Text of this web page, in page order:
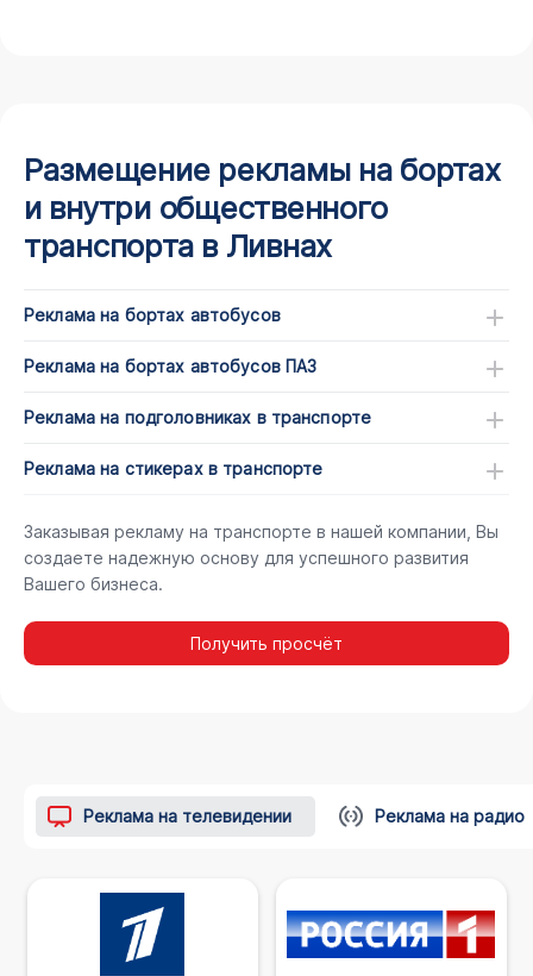
Размещение рекламы на бортах
и внутри общественного
транспорта в Ливнах
Реклама на бортах автобусов
Реклама на бортах автобусов ПАЗ
Реклама на подголовниках в транспорте
Реклама на стикерах в транспорте
Заказывая рекламу на транспорте в нашей компании, Вы
создаете надежную основу для успешного развития
Вашего бизнеса.
Получить просчёт
Реклама на телевидении Реклама на радио